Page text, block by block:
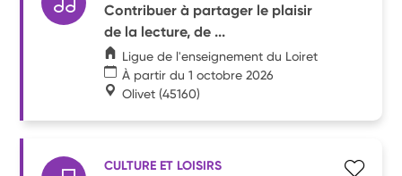
Contribuer à partager le plaisir
de la lecture, de ...
Ligue de l'enseignement du Loiret
À partir du 1 octobre 2026
Olivet (45160)
CULTURE ET LOISIRS